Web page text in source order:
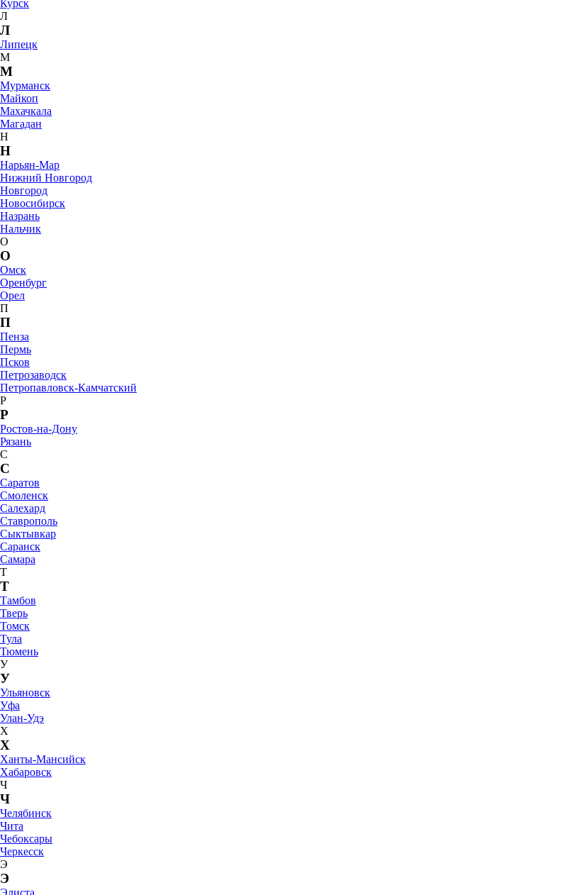
Курск
Л
Л
Липецк
М
М
Мурманск
Майкоп
Махачкала
Магадан
Н
Н
Нарьян-Мар
Нижний Новгород
Новгород
Новосибирск
Назрань
Нальчик
О
О
Омск
Оренбург
Орел
П
П
Пенза
Пермь
Псков
Петрозаводск
Петропавловск-Камчатский
Р
Р
Ростов-на-Дону
Рязань
С
С
Саратов
Смоленск
Салехард
Ставрополь
Сыктывкар
Саранск
Самара
Т
Т
Тамбов
Тверь
Томск
Тула
Тюмень
У
У
Ульяновск
Уфа
Улан-Удэ
Х
Х
Ханты-Мансийск
Хабаровск
Ч
Ч
Челябинск
Чита
Чебоксары
Черкесск
Э
Э
Элиста